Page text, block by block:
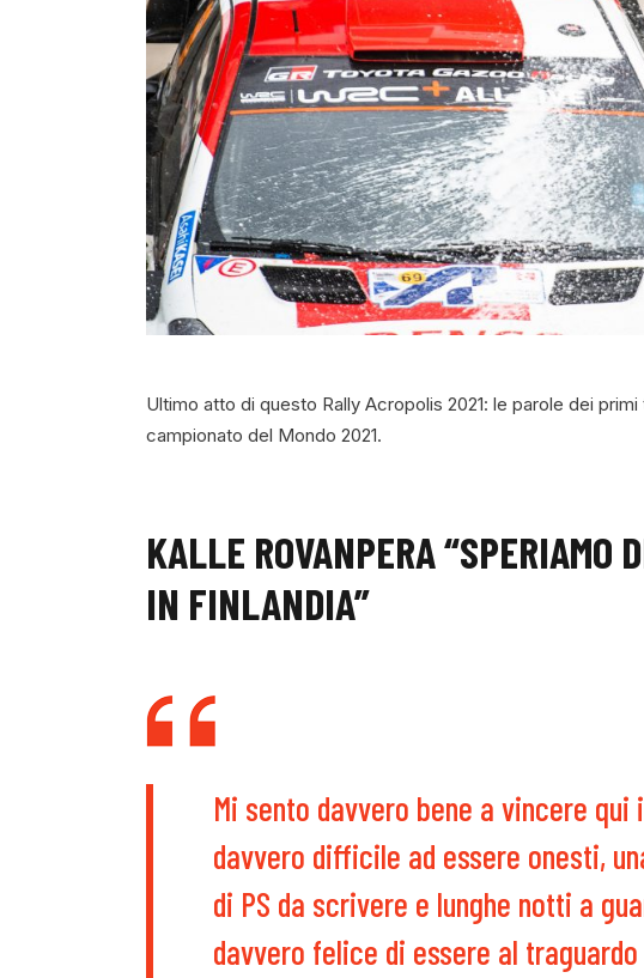
Ultimo atto di questo Rally Acropolis 2021: le parole dei
campionato del Mondo 2021.
KALLE ROVANPERA “SPERIAMO
IN FINLANDIA”
Mi sento davvero bene a vincere
davvero difficile ad essere onesti,
di PS da scrivere e lunghe notti a
davvero felice di essere al